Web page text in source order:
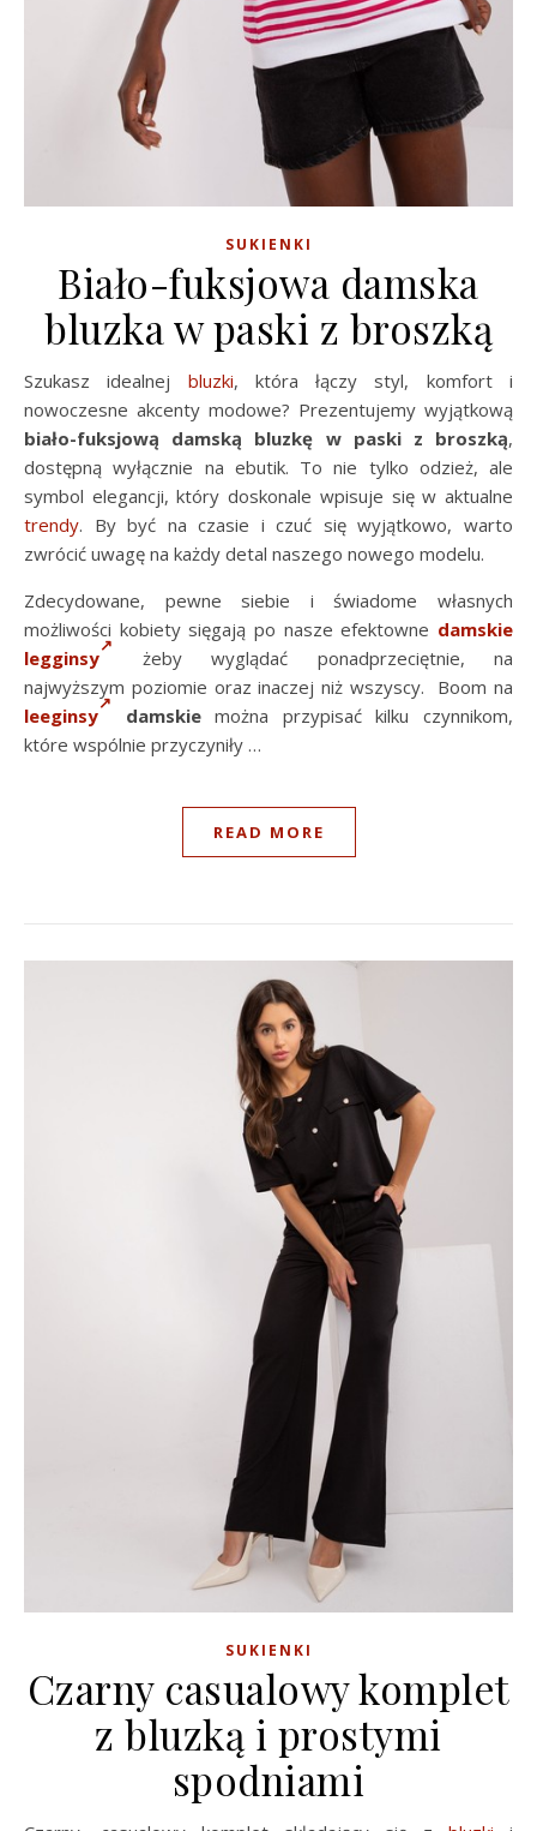
SUKIENKI
Biało-fuksjowa damska
bluzka w paski z broszką
Szukasz idealnej bluzki, która łączy styl, komfort i
nowoczesne akcenty modowe? Prezentujemy wyjątkową
biało-fuksjową damską bluzkę w paski z broszką,
dostępną wyłącznie na ebutik. To nie tylko odzież, ale
symbol elegancji, który doskonale wpisuje się w aktualne
trendy. By być na czasie i czuć się wyjątkowo, warto
zwrócić uwagę na każdy detal naszego nowego modelu.
Zdecydowane, pewne siebie i świadome własnych
możliwości kobiety sięgają po nasze efektowne damskie
legginsy
żeby wyglądać ponadprzeciętnie, na
najwyższym poziomie oraz inaczej niż wszyscy. Boom na
leeginsy
damskiemożna przypisać kilku czynnikom,
które wspólnie przyczyniły …
READ MORE
SUKIENKI
Czarny casualowy komplet
z bluzką i prostymi
spodniami